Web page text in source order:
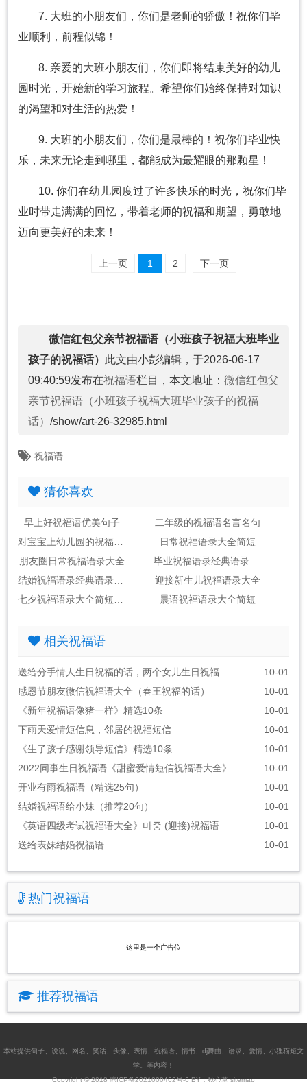
7. 大班的小朋友们，你们是老师的骄傲！祝你们毕
业顺利，前程似锦！
8. 亲爱的大班小朋友们，你们即将结束美好的幼儿
园时光，开始新的学习旅程。希望你们始终保持对知识
的渴望和对生活的热爱！
9. 大班的小朋友们，你们是最棒的！祝你们毕业快
乐，未来无论走到哪里，都能成为最耀眼的那颗星！
10. 你们在幼儿园度过了许多快乐的时光，祝你们毕
业时带走满满的回忆，带着老师的祝福和期望，勇敢地
迈向更美好的未来！
上一页 1 2 下一页
微信红包父亲节祝福语（小班孩子祝福大班毕业
孩子的祝福话） 此文由小彭编辑，于2026-06-17
09:40:59发布在祝福语栏目，本文地址： 微信红包父
亲节祝福语（小班孩子祝福大班毕业孩子的祝福
话） /show/art-26-32985.html
祝福语
猜你喜欢
早上好祝福语优美句子
二年级的祝福语名言名句
日常祝福语录大全简短
朋友圈日常祝福语录大全
迎接新生儿祝福语录大全
晨语祝福语录大全简短
相关祝福语
10-01
感恩节朋友微信祝福语大全（春王祝福的话）
10-01
《新年祝福语像猪一样》精选10条
10-01
下雨天爱情短信息，邻居的祝福短信
10-01
《生了孩子感谢领导短信》精选10条
10-01
2022同事生日祝福语《甜蜜爱情短信祝福语大全》
10-01
开业有雨祝福语（精选25句）
10-01
结婚祝福语给小妹（推荐20句）
10-01
《英语四级考试祝福语大全》마중 (迎接)祝福语
10-01
送给表妹结婚祝福语
10-01
热门祝福语
这里是一个广告位
推荐祝福语
本站提供句子 说说 网名 笑话 头像 表情 祝福语 情书 dj舞曲 语录 爱情
小狸猫短文
学 。等内容！
Copyright © 2018琼ICP备2021000462号-6BY：秋心草sitemap